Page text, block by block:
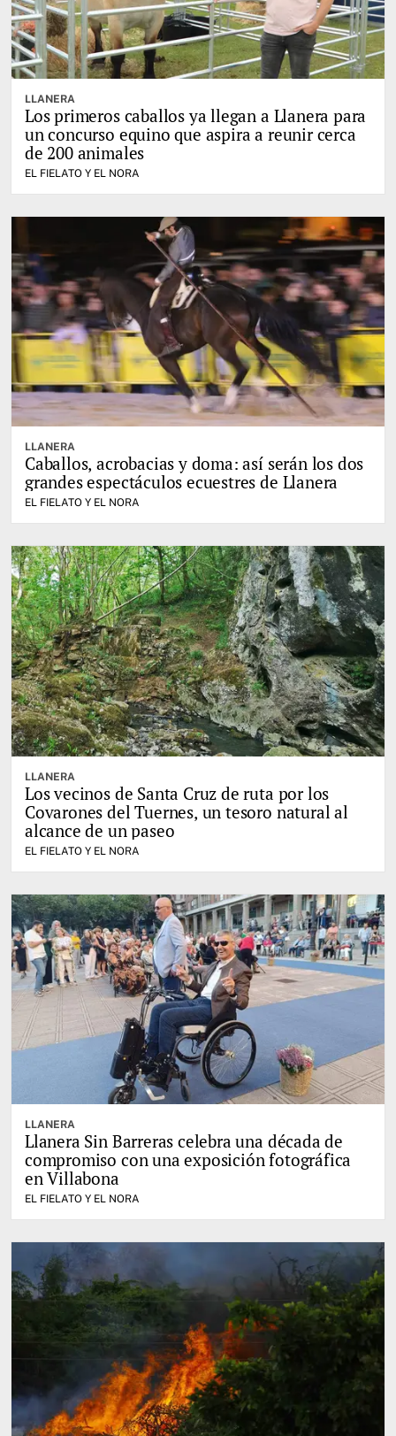
LLANERA
Los primeros caballos ya llegan a Llanera para
un concurso equino que aspira a reunir cerca
de 200 animales
EL FIELATO Y EL NORA
LLANERA
Caballos, acrobacias y doma: así serán los dos
grandes espectáculos ecuestres de Llanera
EL FIELATO Y EL NORA
LLANERA
Los vecinos de Santa Cruz de ruta por los
Covarones del Tuernes, un tesoro natural al
alcance de un paseo
EL FIELATO Y EL NORA
LLANERA
Llanera Sin Barreras celebra una década de
compromiso con una exposición fotográfica
en Villabona
EL FIELATO Y EL NORA